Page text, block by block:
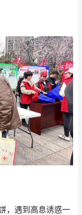
，遇到高息诱惑一